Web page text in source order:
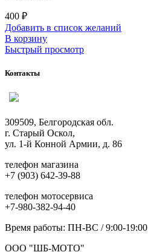
400 ₽
Добавить в список желаний
В корзину
Быстрый просмотр
Контакты
309509, Белгородская обл.
г. Старый Оскол,
ул. 1-й Конной Армии, д. 86
телефон магазина
+7 (903) 642-39-88
телефон мотосервиса
+7-980-382-94-40
Время работы: ПН-ВС / 9:00-19:00
ООО "ШБ-МОТО"